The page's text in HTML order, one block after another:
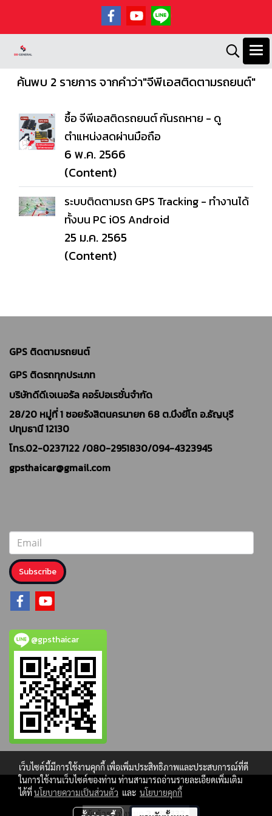
ค้นพบ 2 รายการ จากคำว่า"จีพีเอสติดตามรถยนต์"
ซื้อ จีพีเอสติดรถยนต์ กันรถหาย - ดู
ตำแหน่งสดผ่านมือถือ
6 พ.ค. 2566
(Content)
ระบบติดตามรถ GPS Tracking - ทำงานได้
ทั้งบน PC iOS Android
25 ม.ค. 2565
(Content)
GPS ติดตามรถยนต์
GPS ติดรถทุกประเภท
บริษัทดีดีเจเนอรัล คอร์ปอเรชั่นจำกัด
28/20 หมู่ที่ 1 ซอยรังสิตนครนายก 68 ต.บึงยี่โถ อ.ธัญบุรี
ปทุมธานี 12130
โทร.02-0237122 /080-2951830/094-4323945
gpsthaicar@gmail.com
Subscribe
@gpsthaicar
ผู้เข้าชมทั้งหมด2,080,332
เว็บไซต์นี้มีการใช้งานคุกกี้ เพื่อเพิ่มประสิทธิภาพและประสบการณ์ที่ดี
ในการใช้งานเว็บไซต์ของท่าน ท่านสามารถอ่านรายละเอียดเพิ่มเติม
ได้ที่นโยบายความเป็นส่วนตัว และ นโยบายคุกกี้